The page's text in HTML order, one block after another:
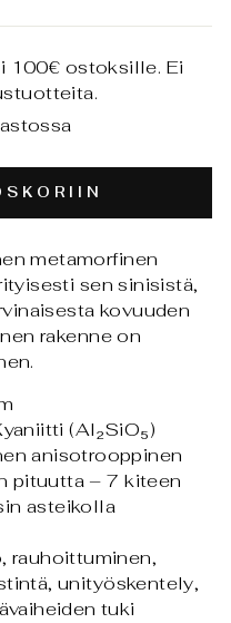
100€ ostoksille. Ei
metamorfinen
sen sinisistä,
kovuuden
rakenne on
(Al₂SiO₅)
anisotrooppinen
pituutta – 7 kiteen
asteikolla
rauhoittuminen,
unityöskentely,
tuki